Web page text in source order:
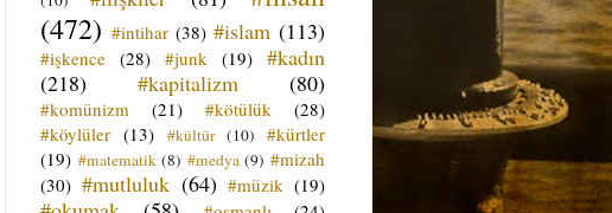
(472) #intihar (38) #islam (113)
#işkence (28) #junk (19) #kadın
(218)
#kapitalizm (80)
#komünizm (21) #kötülük
(28)
#köylüler (13) #kültür (10)
#kürtler
(19) #matematik (8) #medya (9) #mizah
(30) #mutluluk (64) #müzik (19)